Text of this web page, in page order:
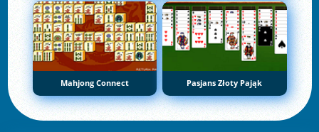
Mahjong Connect Pasjans Złoty Pająk